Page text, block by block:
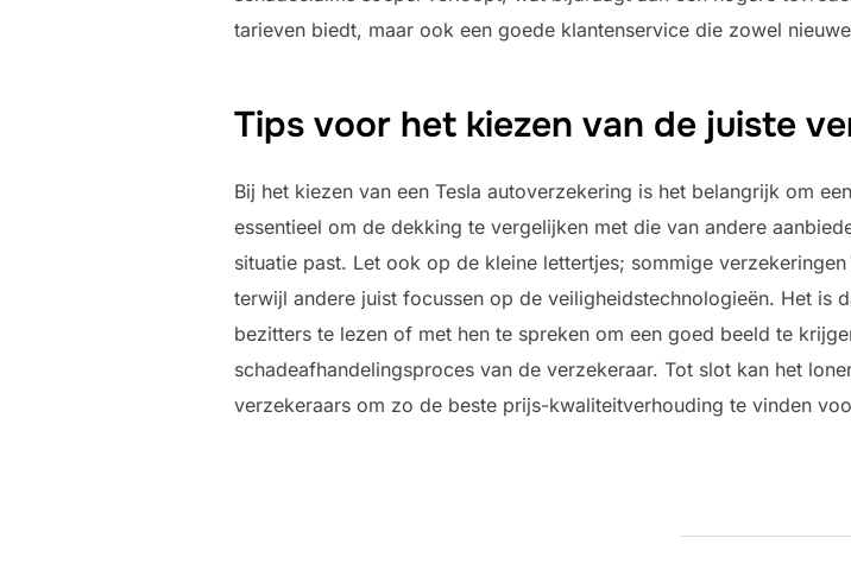
tarieven biedt, maar ook een goede klantenservice die zowel
Tips voor het kiezen van de juiste
Bij het kiezen van een Tesla autoverzekering is het belangrijk om
essentieel om de dekking te vergelijken met die van andere
situatie past. Let ook op de kleine lettertjes; sommige
terwijl andere juist focussen op de veiligheidstechnologieën. Het is
bezitters te lezen of met hen te spreken om een goed beeld te
schadeafhandelingsproces van de verzekeraar. Tot slot kan het
verzekeraars om zo de beste prijs-kwaliteitverhouding te vinden